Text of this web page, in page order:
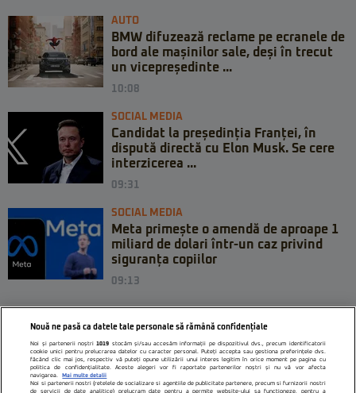
AUTO
BMW difuzează reclame pe ecranele de
bord ale mașinilor sale, deși în trecut
un vicepreședinte ...
10:08
SOCIAL MEDIA
Candidat la președinția Franței, în
dispută directă cu Elon Musk. Se cere
interzicerea ...
09:31
SOCIAL MEDIA
Meta primește o amendă de aproape 1
miliard de dolari într-un caz privind
siguranța copiilor
09:13
Nouă ne pasă ca datele tale personale să rămână confidențiale
Noi și partenerii noștri1019 stocăm și/sau accesăm informații pe dispozitivul dvs., precum identificatorii
cookie unici pentru prelucrarea datelor cu caracter personal. Puteți accepta sau gestiona preferințele dvs.
făcând clic mai jos, respectiv vă puteți opune utilizării unui interes legitim în orice moment pe pagina cu
politica de confidențialitate. Aceste alegeri vor fi raportate partenerilor noștri și nu vă vor afecta
navigarea.
Mai multe detalii
Noi si partenerii nostri (retelele de socializare si agentiile de publicitate partenere, precum si furnizorii nostri
de servicii de date analitice) prelucram date pentru a permite website-ului sa functioneze, pentru a